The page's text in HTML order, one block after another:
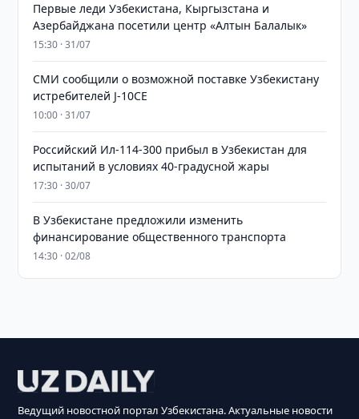
Первые леди Узбекистана, Кыргызстана и
Азербайджана посетили центр «Алтын Балалык»
15:30 · 31/07
СМИ сообщили о возможной поставке Узбекистану
истребителей J-10CE
10:00 · 31/07
Российский Ил-114-300 прибыл в Узбекистан для
испытаний в условиях 40-градусной жары
17:30 · 30/07
В Узбекистане предложили изменить
финансирование общественного транспорта
14:30 · 02/08
Ведущий новостной портал Узбекистана. Актуальные новости